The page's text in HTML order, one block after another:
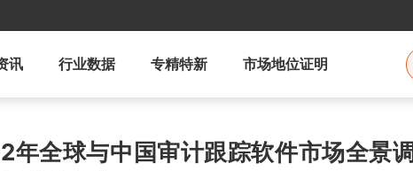
讯 行业数据 专精特新 市场地位证明
全球与中国审计跟踪软件市场全景调